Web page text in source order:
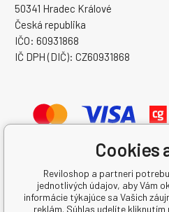
50341 Hradec Králové
Česká republika
IČO: 60931868
IČ DPH (DIČ): CZ60931868
Cookies
Reviloshop a partneri
jednotlivých údajov, aby Vám
informácie týkajúce sa Vašich
reklám. Súhlas udelíte